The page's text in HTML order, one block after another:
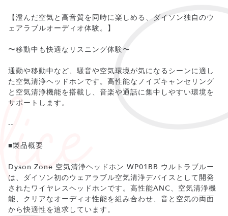
【澄んだ空気と高音質を同時に楽しめる、ダイソン独自のウ
ェアラブルオーディオ体験。】
〜移動中も快適なリスニング体験〜
通勤や移動中など、騒音や空気環境が気になるシーンに適し
た空気清浄ヘッドホンです。高性能なノイズキャンセリング
と空気清浄機能を搭載し、音楽や通話に集中しやすい環境を
サポートします。
--
■製品概要
Dyson Zone 空気清浄ヘッドホン WP01BB ウルトラブルー
は、ダイソン初のウェアラブル空気清浄デバイスとして開発
されたワイヤレスヘッドホンです。高性能ANC、空気清浄機
能、クリアなオーディオ性能を組み合わせ、音と空気の両面
から快適性を追求しています。